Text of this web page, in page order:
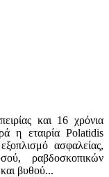
και 16 χρόνια
η εταιρία Polatidis
ασφαλείας,
ραβδοσκοπικών
βυθού...